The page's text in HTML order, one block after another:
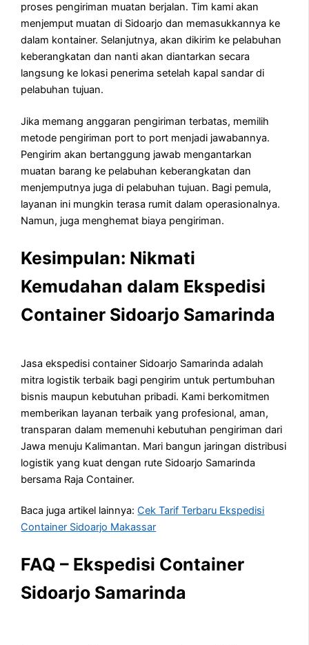
proses pengiriman muatan berjalan. Tim kami akan
menjemput muatan di Sidoarjo dan memasukkannya ke
dalam kontainer. Selanjutnya, akan dikirim ke pelabuhan
keberangkatan dan nanti akan diantarkan secara
langsung ke lokasi penerima setelah kapal sandar di
pelabuhan tujuan.
Jika memang anggaran pengiriman terbatas, memilih
metode pengiriman port to port menjadi jawabannya.
Pengirim akan bertanggung jawab mengantarkan
muatan barang ke pelabuhan keberangkatan dan
menjemputnya juga di pelabuhan tujuan. Bagi pemula,
layanan ini mungkin terasa rumit dalam operasionalnya.
Namun, juga menghemat biaya pengiriman.
Kesimpulan: Nikmati
Kemudahan dalam Ekspedisi
Container Sidoarjo Samarinda
Jasa ekspedisi container Sidoarjo Samarinda adalah
mitra logistik terbaik bagi pengirim untuk pertumbuhan
bisnis maupun kebutuhan pribadi. Kami berkomitmen
memberikan layanan terbaik yang profesional, aman,
transparan dalam memenuhi kebutuhan pengiriman dari
Jawa menuju Kalimantan. Mari bangun jaringan distribusi
logistik yang kuat dengan rute Sidoarjo Samarinda
bersama Raja Container.
Baca juga artikel lainnya:Cek Tarif Terbaru Ekspedisi
Container Sidoarjo Makassar
FAQ – Ekspedisi Container
Sidoarjo Samarinda